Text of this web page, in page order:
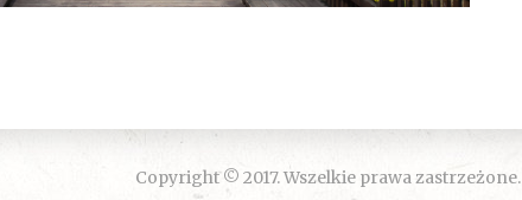
Copyright © 2017. Wszelkie prawa zastrzeżone.